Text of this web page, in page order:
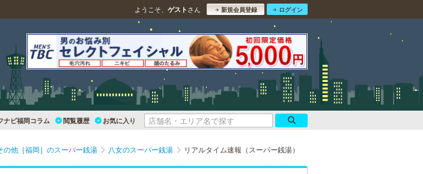
ようこそ、 ゲスト さん 新規会員登録 ログイン
ナビ福岡コラム 閲覧履歴 お気に入り
の他［福岡］のスーパー銭湯 八女のスーパー銭湯 リアルタイム速報（スーパー銭湯）